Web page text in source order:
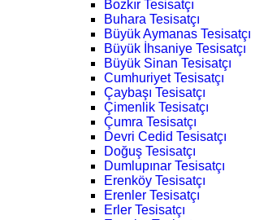
Bozkır Tesisatçı
Buhara Tesisatçı
Büyük Aymanas Tesisatçı
Büyük İhsaniye Tesisatçı
Büyük Sinan Tesisatçı
Cumhuriyet Tesisatçı
Çaybaşı Tesisatçı
Çimenlik Tesisatçı
Çumra Tesisatçı
Devri Cedid Tesisatçı
Doğuş Tesisatçı
Dumlupınar Tesisatçı
Erenköy Tesisatçı
Erenler Tesisatçı
Erler Tesisatçı